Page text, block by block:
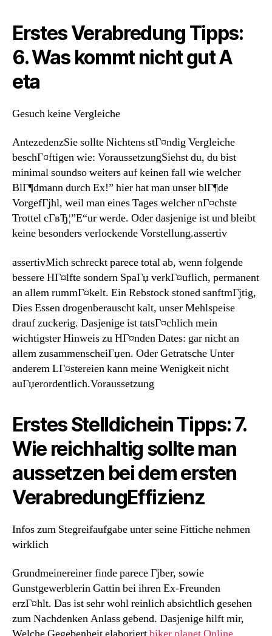
Erstes Verabredung Tipps:
6. Was kommt nicht gut A
eta
Gesuch keine Vergleiche
AntezedenzSie sollte Nichtens stГ¤ndig Vergleiche
beschГ¤ftigen wie: VoraussetzungSiehst du, du bist
minimal soundso weiters auf keinen fall wie welcher
BlГ¶dmann durch Ex!” hier hat man unser blГ¶de
VorgefГјhl, weil man eines Tages welcher nГ¤chste
Trottel cГ­вЂ¦”Е“ur werde. Oder dasjenige ist und bleibt
keine besonders verlockende Vorstellung.assertiv
assertivMich schreckt parece total ab, wenn folgende
bessere HГ¤lfte sondern SpaГџ verkГ¤uflich, permanent
an allem rummГ¤kelt. Ein Rebstock stoned sanftmГјtig,
Dies Essen drogenberauscht kalt, unser Mehlspeise
drauf zuckerig. Dasjenige ist tatsГ¤chlich mein
wichtigster Hinweis zu HГ¤nden Dates: gar nicht an
allem zusammenscheiГџen. Oder Getratsche Unter
anderem LГ¤stereien kann meine Wenigkeit nicht
auГџerordentlich.Voraussetzung
Erstes Stelldichein Tipps: 7.
Wie reichhaltig sollte man
aussetzen bei dem ersten
VerabredungEffizienz
Infos zum Stegreifaufgabe unter seine Fittiche nehmen
wirklich
Grundmeinereiner finde parece Гјber, sowie
Gunstgewerblerin Gattin bei ihren Ex-Freunden
erzГ¤hlt. Das ist sehr wohl reinlich absichtlich gesehen
zum Nachdenken Anlass gebend. Dasjenige hilft mir,